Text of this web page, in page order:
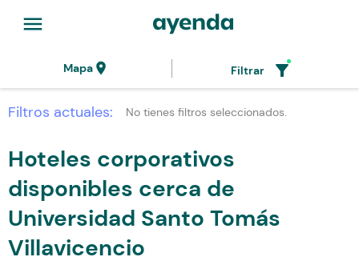
menu
Mapalocation_on Filtrar filter_alt
Filtros actuales: No tienes filtros seleccionados.
Hoteles corporativos
disponibles cerca de
Universidad Santo Tomás
Villavicencio